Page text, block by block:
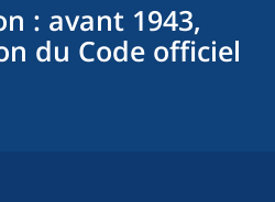
: avant 1943,
du Code officiel